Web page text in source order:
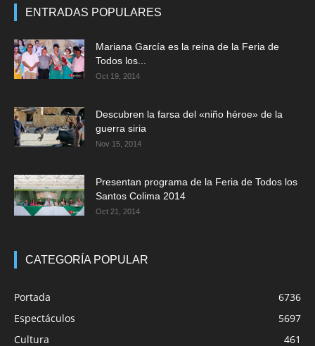
ENTRADAS POPULARES
Mariana García es la reina de la Feria de
Todos los...
Oct 19, 2014
Descubren la farsa del «niño héroe» de la
guerra siria
Nov 15, 2014
Presentan programa de la Feria de Todos los
Santos Colima 2014
Oct 21, 2014
CATEGORÍA POPULAR
Portada
6736
Espectáculos
5697
Cultura
461